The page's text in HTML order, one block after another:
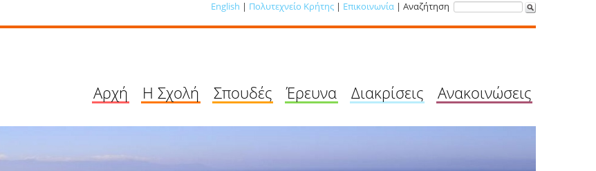
English | Πολυτεχνείο Κρήτης | Επικοινωνία | Αναζήτηση
Αρχή Η Σχολή Σπουδές Έρευνα Διακρίσεις Ανακοινώσεις